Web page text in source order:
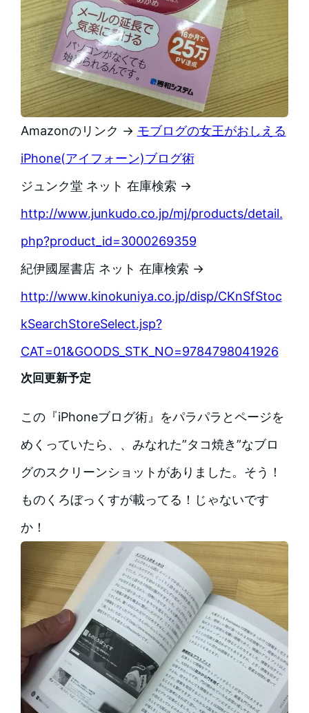
Amazonのリンク → モブログの女王がおしえる
iPhone(アイフォーン)ブログ術
ジュンク堂 ネット 在庫検索 →
http://www.junkudo.co.jp/mj/products/detail.
php?product_id=3000269359
紀伊國屋書店 ネット 在庫検索 →
http://www.kinokuniya.co.jp/disp/CKnSfStoc
kSearchStoreSelect.jsp?
CAT=01&GOODS_STK_NO=9784798041926
次回更新予定
この『iPhoneブログ術』をパラパラとページを
めくっていたら、、みなれた”タコ焼き”なブロ
グのスクリーンショットがありました。そう！
ものくろぼっくすが載ってる！じゃないです
か！